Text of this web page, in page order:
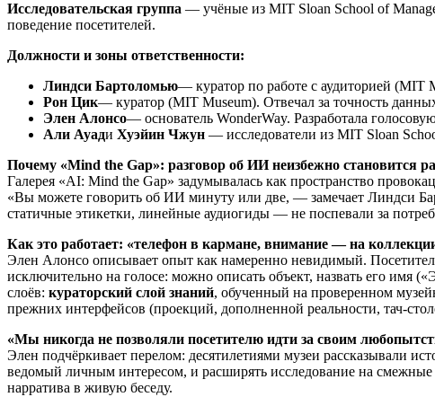
Исследовательская группа — учёные из MIT Sloan School of
поведение посетителей.
Должности и зоны ответственности:
Линдси Бартоломью— куратор по работе с аудиторией (MIT
Рон Цик— куратор (MIT Museum). Отвечал за точность
Элен Алонсо— основатель WonderWay. Разработала
Али Ауади Хуэйин Чжун — исследователи из MIT Sloan
Почему «Mind the Gap»: разговор об ИИ неизбежно становится
Галерея «AI: Mind the Gap» задумывалась как пространство
«Вы можете говорить об ИИ минуту или две, — замечает Линдси
статичные этикетки, линейные аудиогиды — не поспевали за
Как это работает: «телефон в кармане, внимание — на
Элен Алонсо описывает опыт как намеренно невидимый.
исключительно на голосе: можно описать объект, назвать его имя
слоёв: кураторский слой знаний, обученный на проверенном
прежних интерфейсов (проекций, дополненной реальности, тач-
«Мы никогда не позволяли посетителю идти за своим
Элен подчёркивает перелом: десятилетиями музеи рассказывали
ведомый личным интересом, и расширять исследование на
нарратива в живую беседу.